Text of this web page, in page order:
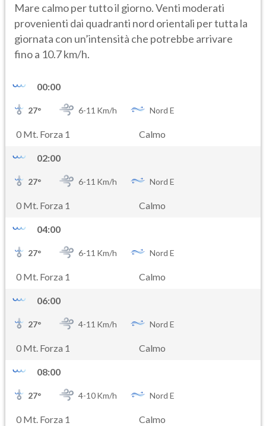
Mare calmo per tutto il giorno. Venti moderati
provenienti dai quadranti nord orientali per tutta la
giornata con un’intensità che potrebbe arrivare
fino a 10.7 km/h.
00:00
27° 6-11 Km/h Nord E
0 Mt. Forza 1 Calmo
02:00
27° 6-11 Km/h Nord E
0 Mt. Forza 1 Calmo
04:00
27° 6-11 Km/h Nord E
0 Mt. Forza 1 Calmo
06:00
27° 4-11 Km/h Nord E
0 Mt. Forza 1 Calmo
08:00
27° 4-10Km/h Nord E
0 Mt. Forza 1 Calmo